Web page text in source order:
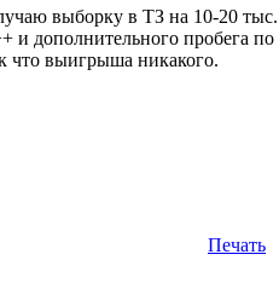
выборку в ТЗ на 10-20 тыс.
дополнительного пробега по
что выигрыша никакого.
Печать